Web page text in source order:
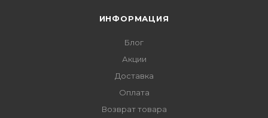
ИНФОРМАЦИЯ
Блог
Акции
Доставка
Оплата
Возврат товара